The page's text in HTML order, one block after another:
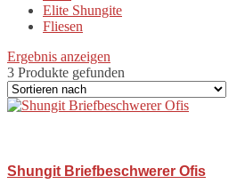
Elite Shungite
Fliesen
Ergebnis anzeigen
3 Produkte gefunden
Shungit Briefbeschwerer Ofis